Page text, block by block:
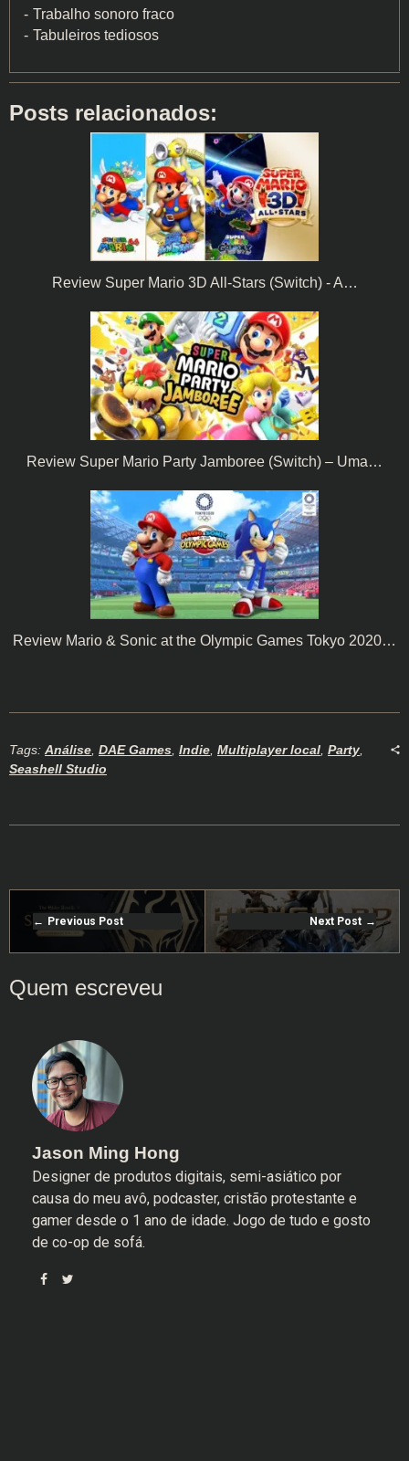
Trabalho sonoro fraco
Tabuleiros tediosos
Posts relacionados:
Review Super Mario 3D All-Stars (Switch) - A…
Review Super Mario Party Jamboree (Switch) – Uma…
Review Mario & Sonic at the Olympic Games Tokyo 2020…
Tags: Análise DAE Games Indie Multiplayer local Party
Seashell Studio
Previous Post Next Post
Jason Ming Hong
Designer de produtos digitais, semi-asiático por
causa do meu avô, podcaster, cristão protestante e
gamer desde o 1 ano de idade. Jogo de tudo e gosto
de co-op de sofá.